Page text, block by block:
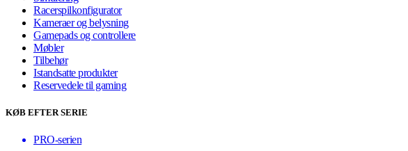
Racerspilkonfigurator
Kameraer og belysning
Gamepads og controllere
Møbler
Tilbehør
Istandsatte produkter
Reservedele til gaming
KØB EFTER SERIE
PRO-serien